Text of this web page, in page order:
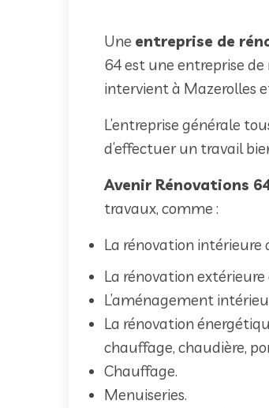
Une entreprise de
64 est une entreprise
intervient à Mazerolles
L’entreprise générale
d’effectuer un travail
Avenir Rénovations
travaux, comme :
La rénovation intérieure
La rénovation
L’aménagement
La rénovation
chauffage, chaudière,
Chauffage.
Menuiseries.